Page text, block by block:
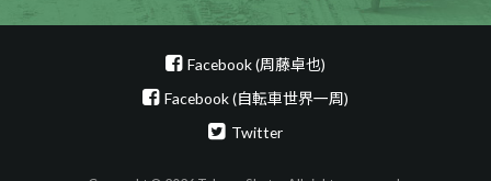
Facebook (周藤卓也)
Facebook (自転車世界一周)
Twitter